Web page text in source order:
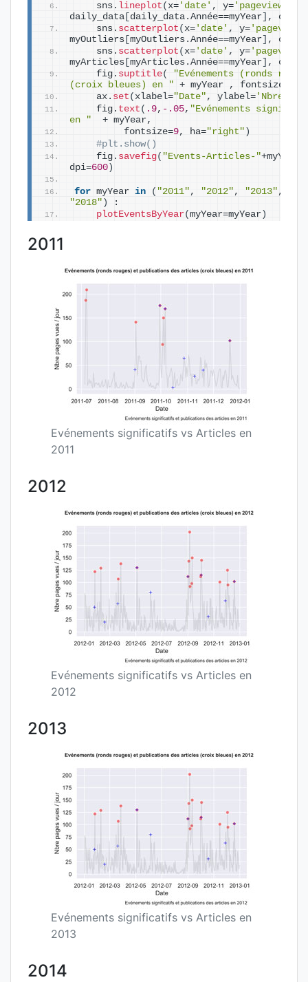
    sns.
lineplot ( x= 'date' , y= 'pageviews'
daily_data daily_data.Année==myYear
,
    sns.
scatterplot ( x= 'date' , y=
myOutliers myOutliers.Année==myYear
,
    sns.
scatterplot ( x= 'date' , y=
myArticles myArticles.Année==myYear
,
    fig.
suptitle(
"Evénements (ronds
(croix bleues) en " + myYear , fontsize=
    ax.
set ( xlabel="Date" , ylabel= 'Nbre
    fig.
text ( .9, -.05, "Evénements
en "
  + myYear,
         fontsize=
9, ha="right" )
#plt.show()
    fig.
savefig( "Events-Articles-"+myYear+
dpi=600 )
for myYear in ( "2011" , "2012" , "2013" ,
"2018" )
:
plotEventsByYear( myYear=myYear )
2011
Evénements significatifs vs Articles en
2011
2012
Evénements significatifs vs Articles en
2012
2013
Evénements significatifs vs Articles en
2013
2014